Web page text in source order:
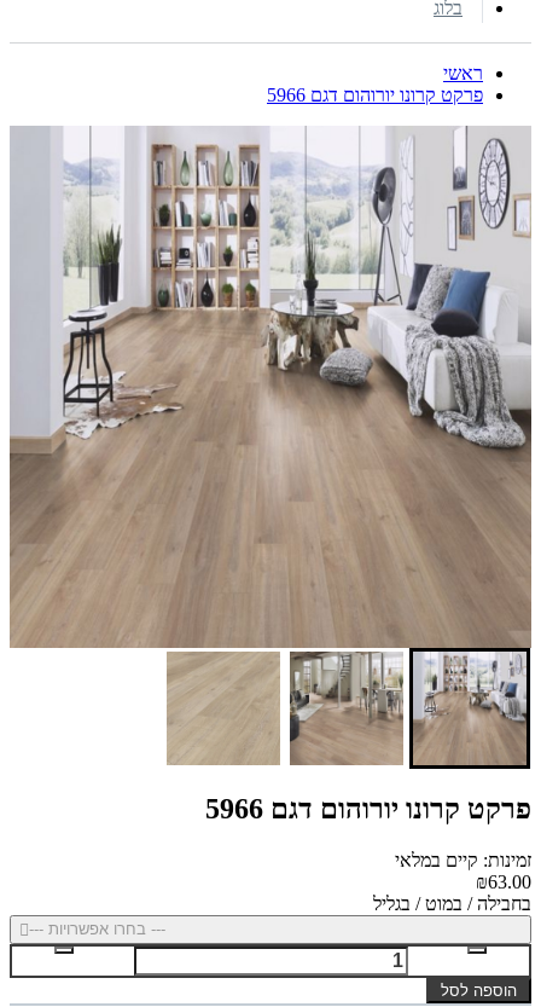
בלוג
ראשי
פרקט קרונו יורוהום דגם 5966
פרקט קרונו יורוהום דגם 5966
זמינות: קיים במלאי
₪63.00
בחבילה / במוט / בגליל
--- בחרו אפשרויות ---
הוספה לסל